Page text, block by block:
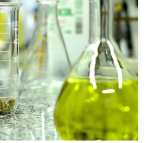
CBD pozyskany z rośliny